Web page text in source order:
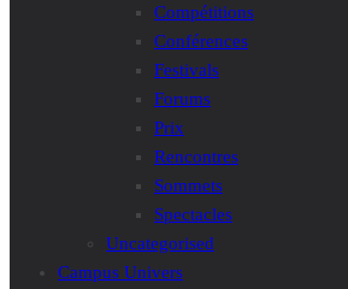
Compétitions
Conférences
Festivals
Forums
Prix
Rencontres
Sommets
Spectacles
Uncategorised
Campus Univers